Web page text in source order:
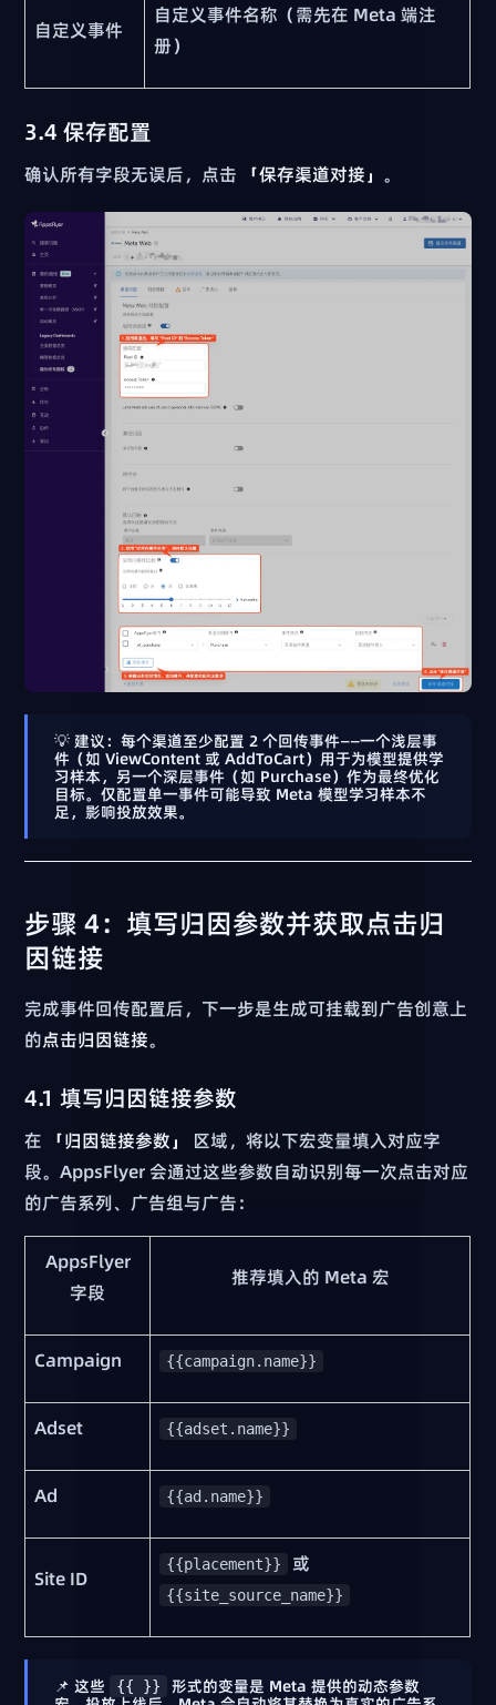
自定义事件
自定义事件名称（需先在 Meta 端注
册）
3.4 保存配置
确认所有字段无误后，点击 「保存渠道对接」 。
💡 建议：每个渠道至少配置 2 个回传事件——一个浅层事
件（如 ViewContent 或 AddToCart）用于为模型提供学
习样本，另一个深层事件（如 Purchase）作为最终优化
目标。仅配置单一事件可能导致 Meta 模型学习样本不
足，影响投放效果。
步骤 4：填写归因参数并获取点击归
因链接
完成事件回传配置后，下一步是生成可挂载到广告创意上
的点击归因链接。
4.1 填写归因链接参数
在 「归因链接参数」
区域，将以下宏变量填入对应字
段。AppsFlyer 会通过这些参数自动识别每一次点击对应
的广告系列、广告组与广告：
AppsFlyer
字段
推荐填入的 Meta 宏
Campaign {{campaign.name}}
Adset {{adset.name}}
Ad {{ad.name}}
Site ID
{{placement}} 或
{{site_source_name}}
📌 这些 {{ }} 形式的变量是 Meta 提供的动态参数